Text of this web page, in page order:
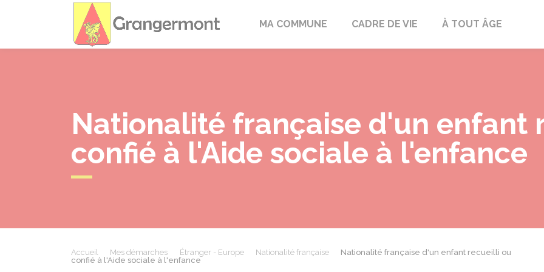
Grangermont
MA COMMUNE CADRE DE VIE À TOUT ÂGE
Nationalité française d'un enfant
confié à l'Aide sociale à l'enfance
Accueil Mes démarches Étranger - Europe Nationalité française
Nationalité française d'un enfant recueilli ou
confié à l'Aide sociale à l'enfance